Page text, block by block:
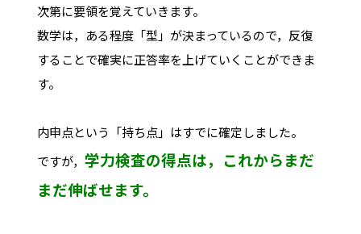
次第に要領を覚えていきます。
数学は，ある程度「型」が決まっているので，反復
することで確実に正答率を上げていくことができま
す。
内申点という「持ち点」はすでに確定しました。
ですが， 学力検査の得点は，これからまだ
まだ伸ばせます。